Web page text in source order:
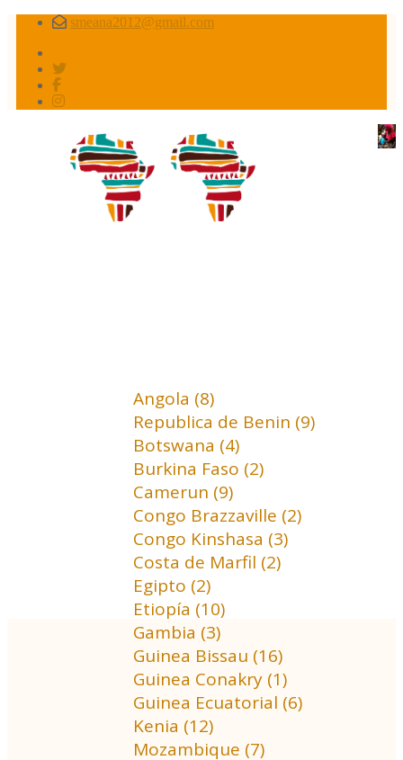
smeana2012@gmail.com
Angola (8)
Republica de Benin (9)
Botswana (4)
Burkina Faso (2)
Camerun (9)
Congo Brazzaville (2)
Congo Kinshasa (3)
Costa de Marfil (2)
Egipto (2)
Etiopía (10)
Gambia (3)
Guinea Bissau (16)
Guinea Conakry (1)
Guinea Ecuatorial (6)
Kenia (12)
Mozambique (7)